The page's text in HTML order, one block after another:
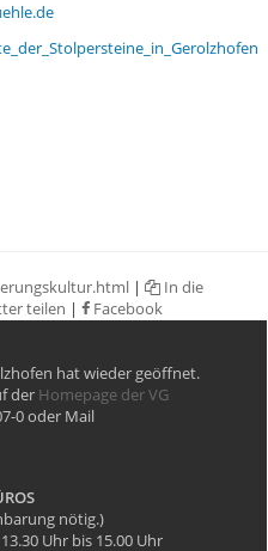
|
In die
teilen |
Facebook
hat wieder geöffnet.
der Homepage der VG
0 oder Mail
nötig.)
Uhr bis 15.00 Uhr